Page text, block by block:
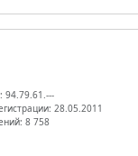
94.79.61.---
28.05.2011
8 758